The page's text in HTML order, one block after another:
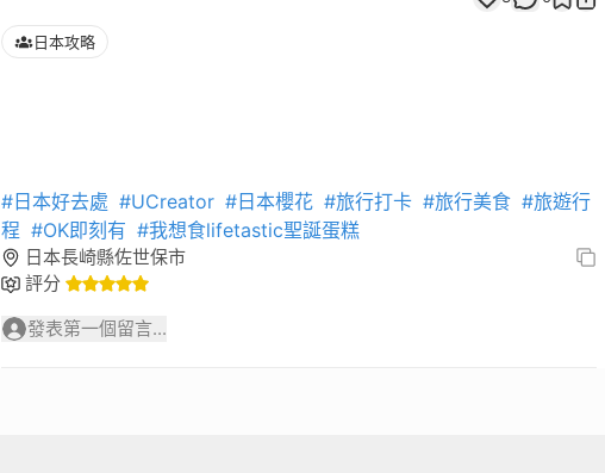
日本攻略
#日本好去處 #UCreator #日本櫻花 #旅行打卡 #旅行美食 #旅遊行
程 #OK即刻有 #我想食lifetastic聖誕蛋糕
日本長崎縣佐世保市
評分
發表第一個留言...